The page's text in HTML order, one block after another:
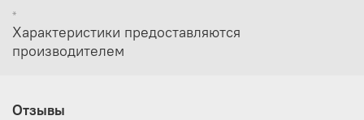
*
Характеристики предоставляются
производителем
Отзывы